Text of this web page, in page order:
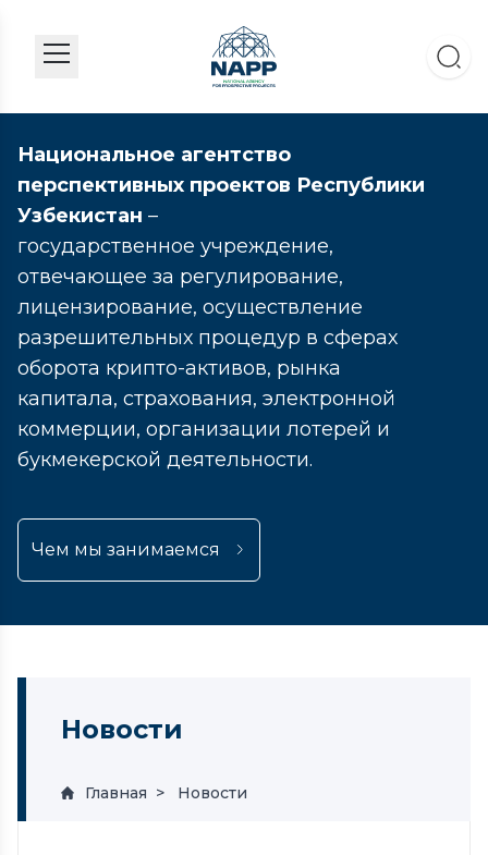
Национальное агентство
перспективных проектов Республики
Узбекистан –
государственное учреждение,
отвечающее за регулирование,
лицензирование, осуществление
разрешительных процедур в сферах
оборота крипто-активов, рынка
капитала, страхования, электронной
коммерции, организации лотерей и
букмекерской деятельности.
Чем мы занимаемся
Новости
Главная Новости